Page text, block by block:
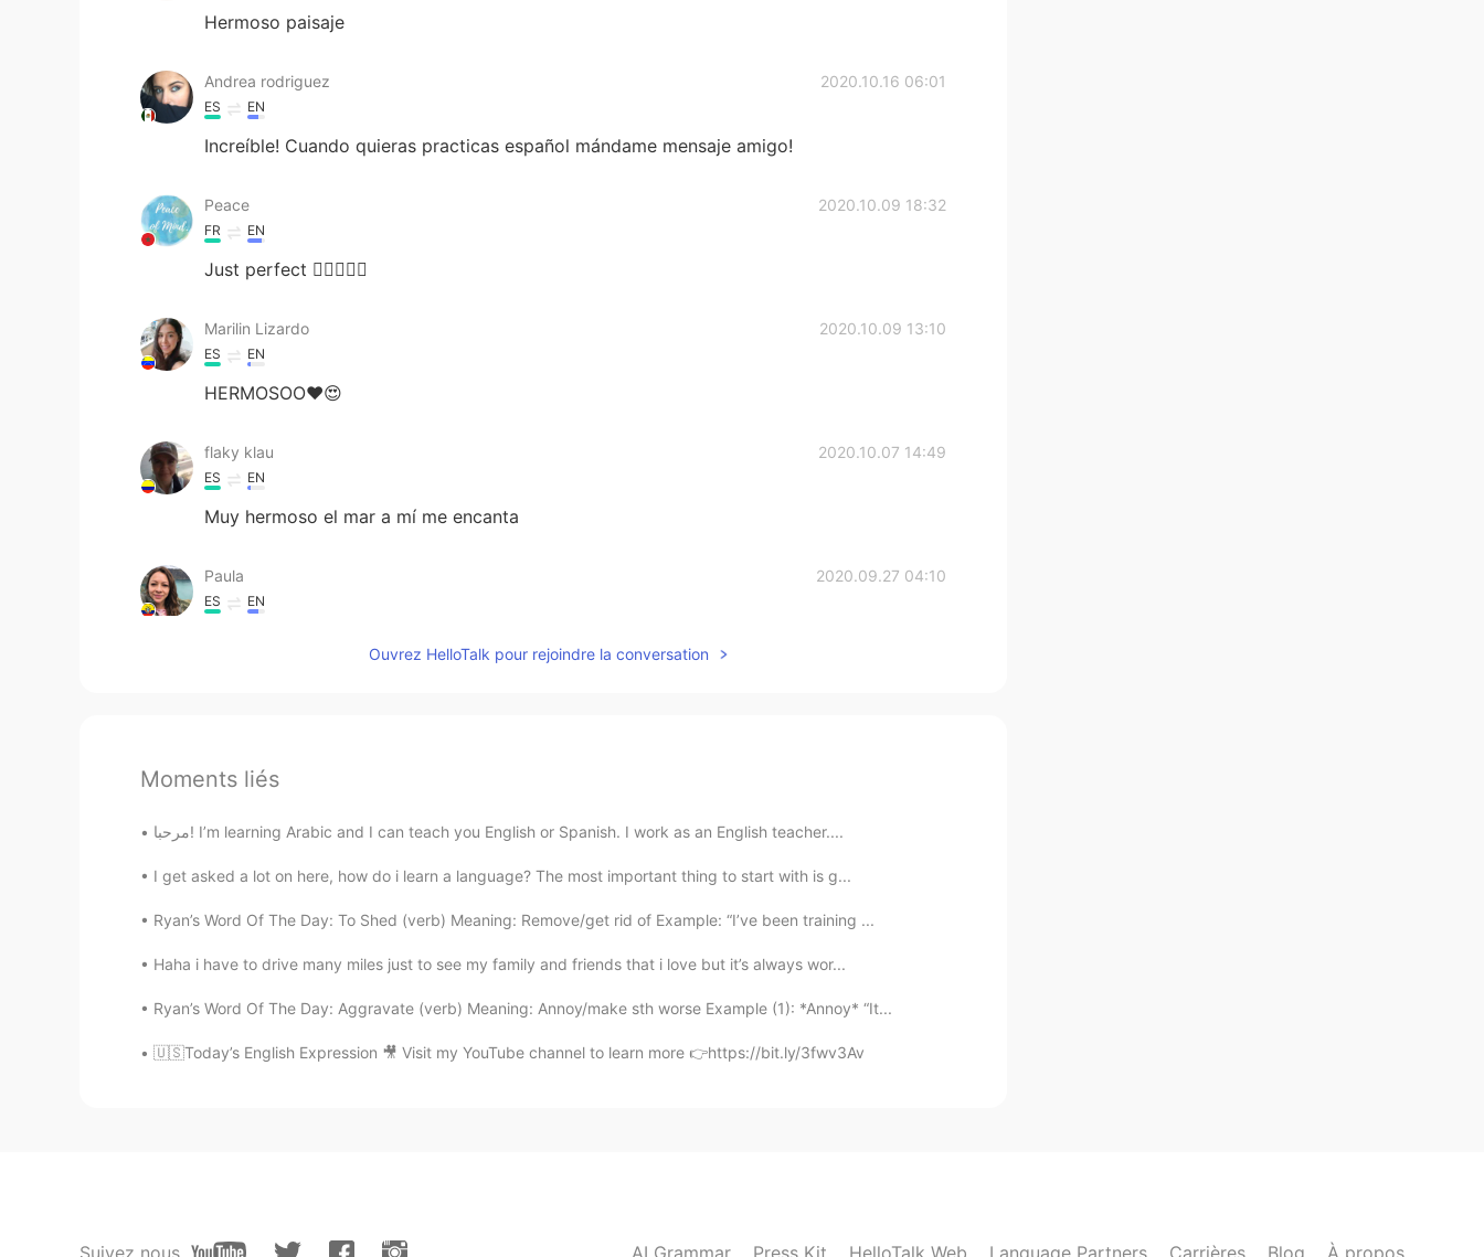
Hermoso paisaje
Andrea rodriguez 2020.10.16 06:01
ES EN
Increíble! Cuando quieras practicas español mándame mensaje amigo!
Peace 2020.10.09 18:32
FR EN
Just perfect 👌🏻🤩👏🏻
Marilin Lizardo 2020.10.09 13:10
ES EN
HERMOSOO❤😍
flaky klau 2020.10.07 14:49
ES EN
Muy hermoso el mar a mí me encanta
Paula 2020.09.27 04:10
ES EN
Hermoso 😍 😍 😍
Cece
Espectacular 👏 👌
EN ES
@Mar sin coche es en Normandía, Francia
Ouvrez HelloTalk pour rejoindre la conversation
Moments liés
مرحبا! I’m learning Arabic and I can teach you English or Spanish. I work as an English teacher....
I get asked a lot on here, how do i learn a language? The most important thing to start with is g...
Ryan’s Word Of The Day: To Shed (verb) Meaning: Remove/get rid of Example: “I’ve been training ...
Haha i have to drive many miles just to see my family and friends that i love but it’s always wor...
Ryan’s Word Of The Day: Aggravate (verb) Meaning: Annoy/make sth worse Example (1): *Annoy* “It...
🇺🇸Today’s English Expression 🎥 Visit my YouTube channel to learn more 👉https://bit.ly/3fwv3Av
Suivez nous AI Grammar Press Kit HelloTalk Web Language Partners Carrières Blog À propos